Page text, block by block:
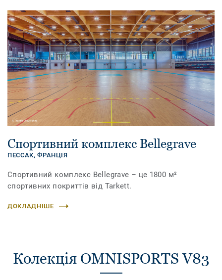
Спортивний комплекс Bellegrave
ПЕССАК,ФРАНЦІЯ
Спортивний комплекс Bellegrave – це 1800 м²
спортивних покриттів від Tarkett.
ДОКЛАДНІШЕ
Колекція OMNISPORTS V83